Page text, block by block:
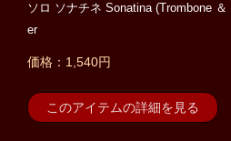
ソロ ソナチネ Sonatina (Trombone
er
価格：1,540円
このアイテムの詳細を見る